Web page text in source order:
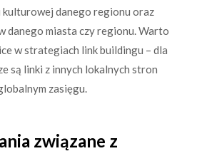
danego regionu oraz
danego miasta czy regionu. Warto
w strategiach link buildingu – dla
są linki z innych lokalnych stron
zasięgu.
związane z